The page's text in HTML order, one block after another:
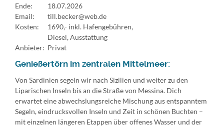
Ende:
18.07.2026
Email:
till.becker@web.de
Kosten:
1690,- inkl. Hafengebühren,
Diesel, Ausstattung
Anbieter: Privat
Genießertörn im zentralen Mittelmeer:
Von Sardinien segeln wir nach Sizilien und weiter zu den
Liparischen Inseln bis an die Straße von Messina. Dich
erwartet eine abwechslungsreiche Mischung aus entspanntem
Segeln, eindrucksvollen Inseln und Zeit in schönen Buchten –
mit einzelnen längeren Etappen über offenes Wasser und der